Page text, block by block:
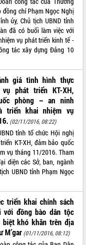
đồng chí Phạm Ngọc Nghị
ủy, Chủ tịch UBND tỉnh
đã có buổi làm việc với
vụ phát triển kinh tế -
tác xây dựng Đảng 10
giá tình hình thực
phát triển KT-XH,
phòng – an ninh
triển khai nhiệm vụ
(02/11/2016, 08:22)
tỉnh tổ chức Hội nghị
KT-XH, đảm bảo quốc
vụ tháng 11/2016. Tham
diện các Sở, ban, ngành
UBND tỉnh Phạm Ngọc
triển khai chính sách
với đồng bào dân tộc
biệt khó khăn trên địa
M’gar (01/11/2016, 08:12)